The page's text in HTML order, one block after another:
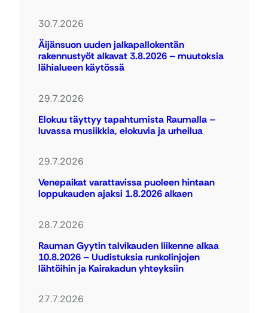
30.7.2026
Äijänsuon uuden jalkapallokentän
rakennustyöt alkavat 3.8.2026 – muutoksia
lähialueen käytössä
29.7.2026
Elokuu täyttyy tapahtumista Raumalla –
luvassa musiikkia, elokuvia ja urheilua
29.7.2026
Venepaikat varattavissa puoleen hintaan
loppukauden ajaksi 1.8.2026 alkaen
28.7.2026
Rauman Gyytin talvikauden liikenne alkaa
10.8.2026 – Uudistuksia runkolinjojen
lähtöihin ja Kairakadun yhteyksiin
27.7.2026